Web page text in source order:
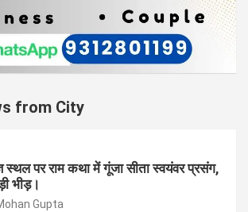
from City
स्थल पर राम कथा में गूंजा सीता स्वयंवर प्रसंग,
भीड़।
Mohan Gupta